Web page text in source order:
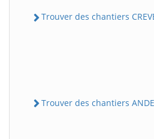
Trouver des chantiers
Trouver des chantiers